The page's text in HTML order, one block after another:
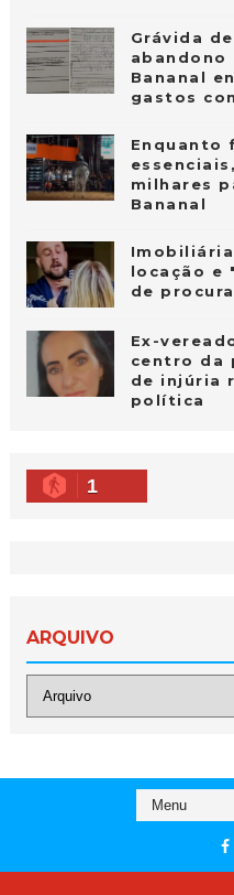
Grávida
abandono
Bananal
gastos
Enquanto
milhares
Bananal
locação e
de
Ex-
centro da
de injúria
política
1
ARQUIVO